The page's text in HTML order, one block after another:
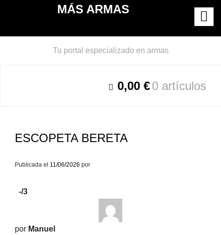
MÁS ARMAS
Tu portal especializado en armas
0,00 €0 artículos
ESCOPETA BERETA
Publicada el 11/06/2026 por
-/3
por Manuel